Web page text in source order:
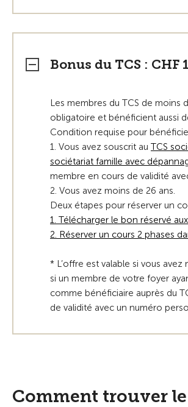
Bonus du TCS : CHF
Les membres du TCS de moins
obligatoire et bénéficient aussi
Condition requise pour
1. Vous avez souscrit au TCS
sociétariat famille avec
membre en cours de validité
2. Vous avez moins de 26 ans.
Deux étapes pour réserver un
1. Télécharger le bon réservé
2. Réserver un cours 2 phases
* L’offre est valable si vous
si un membre de votre foyer
comme bénéficiaire auprès du
de validité avec un numéro
Comment trouver